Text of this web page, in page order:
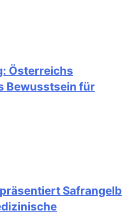
Österreichs
Bewusstsein für
Safrangelb